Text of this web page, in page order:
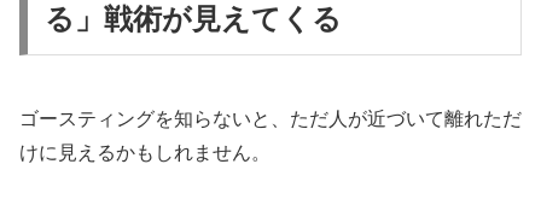
る」戦術が見えてくる
ゴースティングを知らないと、ただ人が近づいて離れただ
けに見えるかもしれません。